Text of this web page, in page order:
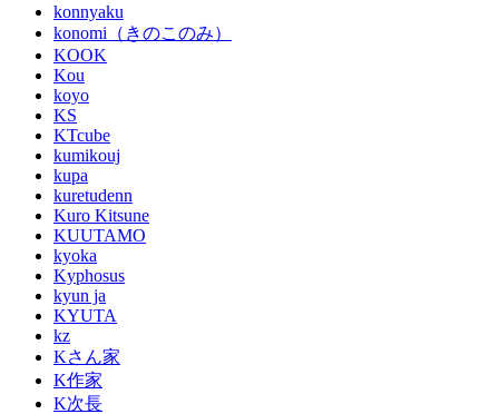
konnyaku
konomi（きのこのみ）
KOOK
Kou
koyo
KS
KTcube
kumikouj
kupa
kuretudenn
Kuro Kitsune
KUUTAMO
kyoka
Kyphosus
kyun ja
KYUTA
kz
Kさん家
K作家
K次長